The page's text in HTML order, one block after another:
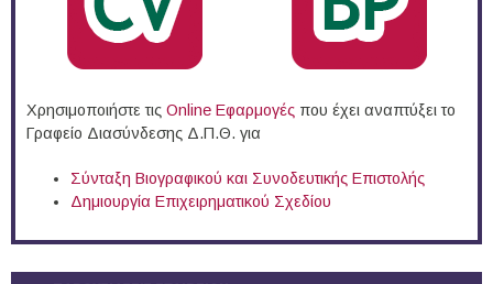
Χρησιμοποιήστε τις Online Eφαρμογές που έχει αναπτύξει το
Γραφείο Διασύνδεσης Δ.Π.Θ. για
Σύνταξη Βιογραφικού και Συνοδευτικής Επιστολής
Δημιουργία Επιχειρηματικού Σχεδίου